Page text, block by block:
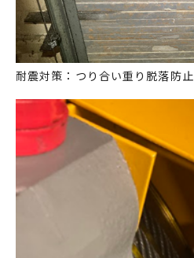
耐震対策：つり合い重り脱落防止